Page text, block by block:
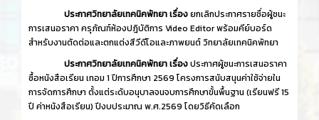
ประกาศวิทยาลัยเทคนิคพัทยา เรื่องยกเลิกประกาศรายชื่อผู้ชนะ
การเสนอราคา ครุภัณฑ์ห้องปฎิบัติการ Video Editor พร้อมคีย์บอร์ด
สำหรับงานตัดต่อและตกแต่งสีวีดีโอและภาพยนต์ วิทยาลัยเทคนิคพัทยา
ประกาศวิทยาลัยเทคนิคพัทยา เรื่องประกาศผู้ชนะการเสนอราคา
ซื้อหนังสือเรียน เทอม 1 ปีการศึกษา 2569 โครงการสนับสนุนค่าใช้จ่ายใน
การจัดการศึกษา ตั้งแต่ระดับอนุบาลจนจบการศึกษาขั้นพื้นฐาน (เรียนฟรี 15
ปี ค่าหนังสือเรียน) ปีงบประมาณ พ.ศ.2569 โดยวิธีคัดเลือก